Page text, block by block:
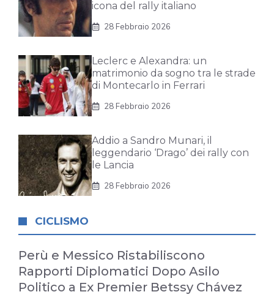
icona del rally italiano
28 Febbraio 2026
Leclerc e Alexandra: un
matrimonio da sogno tra le strade
di Montecarlo in Ferrari
28 Febbraio 2026
Addio a Sandro Munari, il
leggendario ‘Drago’ dei rally con
le Lancia
28 Febbraio 2026
CICLISMO
Perù e Messico Ristabiliscono
Rapporti Diplomatici Dopo Asilo
Politico a Ex Premier Betssy Chávez